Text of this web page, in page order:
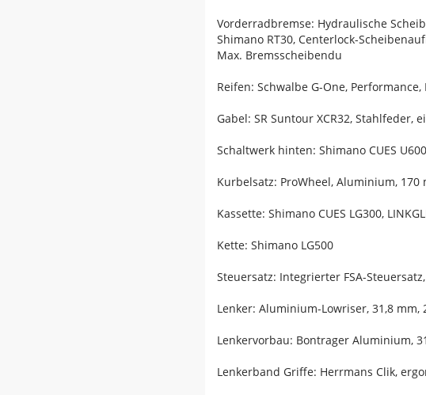
Vorderradbremse: Hydraulische
Shimano RT30, Centerlock-
Max. Bremsscheibendu
Reifen: Schwalbe G-One,
Gabel: SR Suntour XCR32, Stahlfeder,
Schaltwerk hinten: Shimano CUES
Kurbelsatz: ProWheel, Aluminium,
Kassette: Shimano CUES LG300,
Kette: Shimano LG500
Steuersatz: Integrierter FSA-
Lenker: Aluminium-Lowriser, 31,8
Lenkervorbau: Bontrager Aluminium,
Lenkerband Griffe: Herrmans Clik,